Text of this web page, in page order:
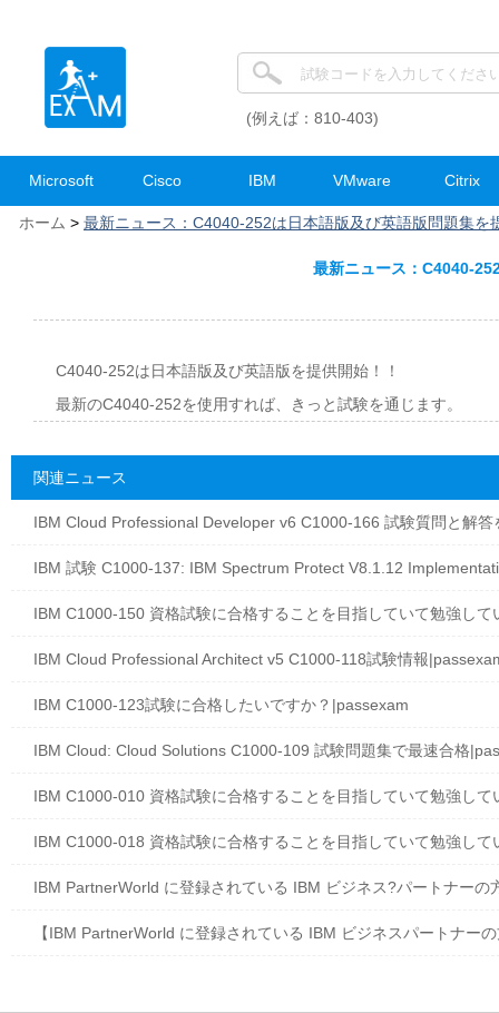
(例えば：810-403)
Microsoft Cisco IBM VMware Citrix
ホーム > 最新ニュース：C4040-252は日本語版及び英語版問題集を
最新ニュース：C4040-
C4040-252は日本語版及び英語版を提供開始！！
最新のC4040-252を使用すれば、きっと試験を通じます。
関連ニュース
IBM Cloud Professional Developer v6 C1000-166 試験質問と解
IBM 試験 C1000-137: IBM Spectrum Protect V8.1.12
IBM C1000-150 資格試験に合格することを目指していて勉強し
IBM Cloud Professional Architect v5 C1000-118試験情報
IBM C1000-123試験に合格したいですか？|passexam
IBM Cloud: Cloud Solutions C1000-109 試験問題集で最速合格
IBM C1000-010 資格試験に合格することを目指していて勉強し
IBM C1000-018 資格試験に合格することを目指していて勉強し
IBM PartnerWorld に登録されている IBM ビジネス?パートナーの
【IBM PartnerWorld に登録されている IBM ビジネスパートナー